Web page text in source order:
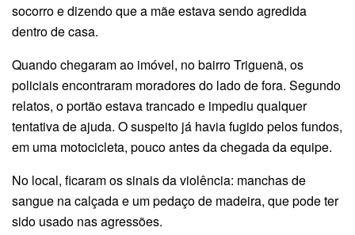
socorro e dizendo que a mãe estava sendo agredida
dentro de casa.
Quando chegaram ao imóvel, no bairro Triguenã, os
policiais encontraram moradores do lado de fora. Segundo
relatos, o portão estava trancado e impediu qualquer
tentativa de ajuda. O suspeito já havia fugido pelos fundos,
em uma motocicleta, pouco antes da chegada da equipe.
No local, ficaram os sinais da violência: manchas de
sangue na calçada e um pedaço de madeira, que pode ter
sido usado nas agressões.